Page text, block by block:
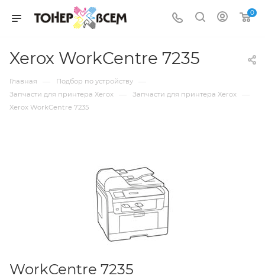
0
Xerox WorkCentre 7235
Главная — Подбор по устройству —
Запчасти для принтера Xerox — Запчасти для принтера Xerox —
Xerox WorkCentre 7235
WorkCentre 7235